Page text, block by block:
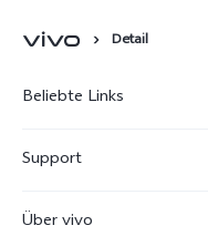
Detail
Beliebte Links
X300
Support
Über vivo